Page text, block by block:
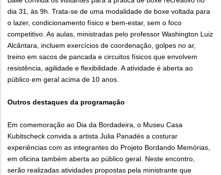
dia 31, às 9h. Trata-se de uma modalidade de boxe voltada para
o lazer, condicionamento físico e bem-estar, sem o foco
competitivo. As aulas, ministradas pelo professor Washington Luiz
Alcântara, incluem exercícios de coordenação, golpes no ar,
treino em sacos de pancada e circuitos físicos que envolvem
resistência, agilidade e flexibilidade. A atividade é aberta ao
público em geral acima de 10 anos.
Outros destaques da programação
Em comemoração ao Dia da Bordadeira, o Museu Casa
Kubitscheck convida a artista Julia Panadés a costurar
experiências com as integrantes do Projeto Bordando Memórias,
em oficina também aberta ao público geral. Neste encontro,
serão realizadas atividades propostas pela ministrante que